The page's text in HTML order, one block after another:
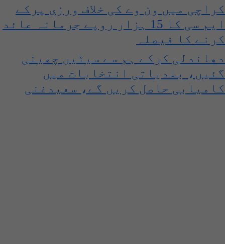
کراچی میں ون وے کی خلاف ورزی پرکے
ایم سی کا 15 ہزار روپے جرمانہ عائد
کرنے کا فیصلہ
دھاندلی کرکے ہم سے سیٹیں چھینی
گئیں، بلدیاتی انتخابات میں
کامیابی حاصل کریں گے، سعیدغنی